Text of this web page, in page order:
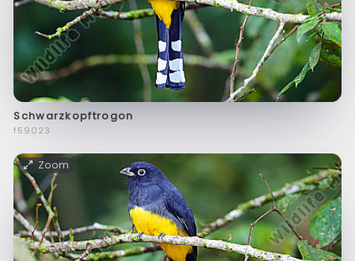
Schwarzkopftrogon
f59023
Zoom